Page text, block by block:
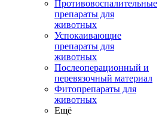
Противовоспалительные
препараты для
животных
Успокаивающие
препараты для
животных
Послеоперационный и
перевязочный материал
Фитопрепараты для
животных
Ещё